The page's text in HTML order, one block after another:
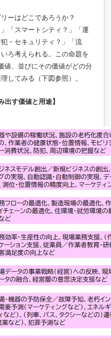
ーはどこであろうか？
「スマートシティ？」「運
・セキュリティ？」「流
ろ考えられる。この命題を
値、並びにその価値がどの分
してみる（下図参照）。
出す価値と用途】